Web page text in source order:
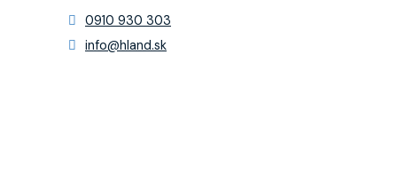
0910 930 303
info@hland.sk